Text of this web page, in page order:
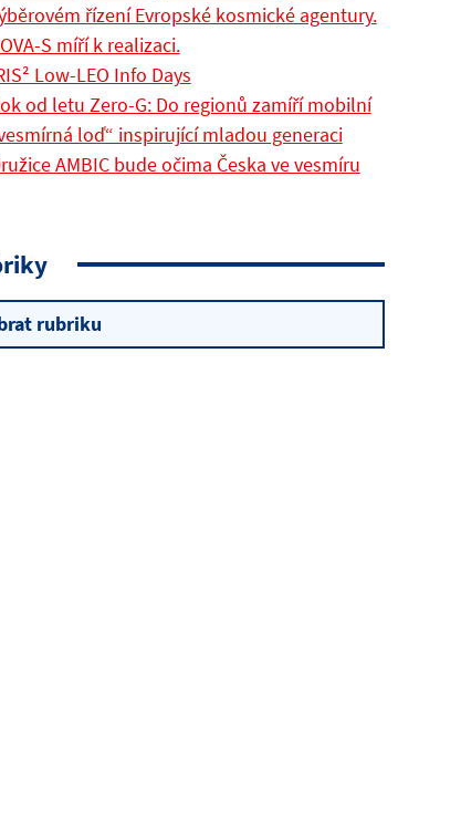
řízení Evropské kosmické agentury.
S míří k realizaci.
Low-LEO Info Days
od letu Zero-G: Do regionů zamíří mobilní
loď“ inspirující mladou generaci
AMBIC bude očima Česka ve vesmíru